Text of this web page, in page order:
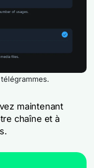
maintenant
chaîne et à